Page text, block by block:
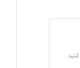
کنید